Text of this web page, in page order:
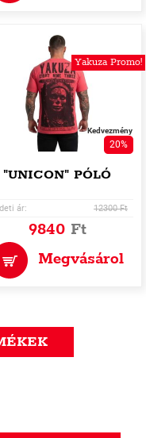
Yakuza Promo!
Kedvezmény
20%
"UNICON" PÓLÓ
ár: 12300 Ft
9840 Ft
Megvásárol